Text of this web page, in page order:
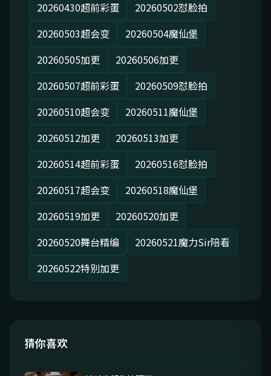
20260430超前彩蛋
20260502怼脸拍
20260503超会变
20260504魔仙堡
20260505加更
20260506加更
20260507超前彩蛋
20260509怼脸拍
20260510超会变
20260511魔仙堡
20260512加更
20260513加更
20260514超前彩蛋
20260516怼脸拍
20260517超会变
20260518魔仙堡
20260519加更
20260520加更
20260520舞台精编
20260521魔力Sir陪看
20260522特别加更
猜你喜欢